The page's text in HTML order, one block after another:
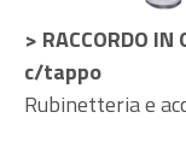
> RACCORDO
c/tappo
Rubinetteria e